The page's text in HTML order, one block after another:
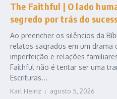
The Faithful | O lado
segredo por trás do
Ao preencher os silêncios da
relatos sagrados em um drama
imperfeição e relações
Faithful não é tentar ser uma
Escrituras...
Karl Heinz agosto 5, 2026